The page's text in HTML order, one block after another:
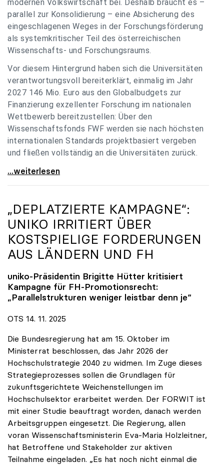
modernen Volkswirtschaft bei. Deshalb braucht es –
parallel zur Konsolidierung – eine Absicherung des
eingeschlagenen Weges in der Forschungsförderung
als systemkritischer Teil des österreichischen
Wissenschafts- und Forschungsraums.
Vor diesem Hintergrund haben sich die Universitäten
verantwortungsvoll bereiterklärt, einmalig im Jahr
2027 146 Mio. Euro aus den Globalbudgets zur
Finanzierung exzellenter Forschung im nationalen
Wettbewerb bereitzustellen: Über den
Wissenschaftsfonds FWF werden sie nach höchsten
internationalen Standards projektbasiert vergeben
und fließen vollständig an die Universitäten zurück.
Gemeinsam für einen starken Wissenschafts- und
...weiterlesen
„DEPLATZIERTE KAMPAGNE“:
UNIKO IRRITIERT ÜBER
KOSTSPIELIGE FORDERUNGEN
AUS LÄNDERN UND FH
uniko-Präsidentin Brigitte Hütter kritisiert
Kampagne für FH-Promotionsrecht:
„Parallelstrukturen weniger leistbar denn je“
OTS 14. 11. 2025
Die Bundesregierung hat am 15. Oktober im
Ministerrat beschlossen, das Jahr 2026 der
Hochschulstrategie 2040 zu widmen. Im Zuge dieses
Strategieprozesses sollen die Grundlagen für
zukunftsgerichtete Weichenstellungen im
Hochschulsektor erarbeitet werden. Der FORWIT ist
mit einer Studie beauftragt worden, danach werden
Arbeitsgruppen eingesetzt. Die Regierung, allen
voran Wissenschaftsministerin Eva-Maria Holzleitner,
hat Betroffene und Stakeholder zur aktiven
Teilnahme eingeladen. „Es hat noch nicht einmal die